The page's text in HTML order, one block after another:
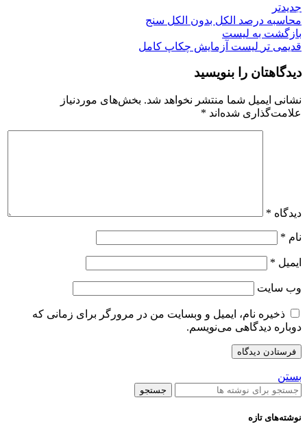
جدیدتر
محاسبه درصد الکل بدون الکل سنج
بازگشت به لیست
قدیمی تر لیست آزمایش چکاپ کامل
دیدگاهتان را بنویسید
نشانی ایمیل شما منتشر نخواهد شد. بخش‌های موردنیاز
علامت‌گذاری شده‌اند *
دیدگاه *
نام *
ایمیل *
وب‌ سایت
ذخیره نام، ایمیل و وبسایت من در مرورگر برای زمانی که
دوباره دیدگاهی می‌نویسم.
بستن
جستجو
نوشته‌های تازه